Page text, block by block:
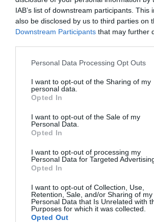
IAB’s list of downstream participants. This
also be disclosed by us to third parties on
Downstream Participants that may further
Please note that this website/app uses
not limited to your visit or usage behaviour.
grant or deny consent to Google and its
use your data for below specified
consent section.
Personal Data Processing Opt Outs
I want to opt-out of the Sharing of my
personal data.
Opted In
I want to opt-out of the Sale of my
Personal Data.
Opted In
I want to opt-out of processing my
Personal Data for Targeted
Opted In
I want to opt-out of Collection, Use,
Retention, Sale, and/or Sharing of my
Personal Data that Is Unrelated with
Purposes for which it was collected.
Opted Out